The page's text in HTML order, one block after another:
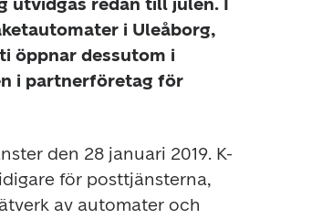
i Uleåborg,
öppnar dessutom i
i partnerföretag för
den 28 januari 2019. K-
för posttjänsterna,
av automater och